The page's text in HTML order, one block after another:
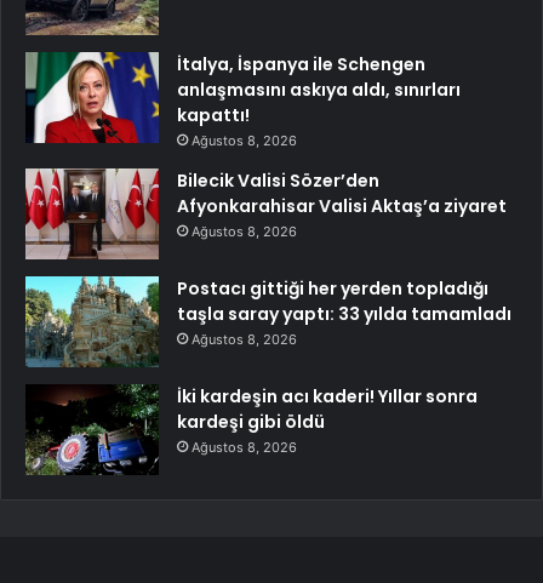
İtalya, İspanya ile Schengen
anlaşmasını askıya aldı, sınırları
kapattı!
Ağustos 8, 2026
Bilecik Valisi Sözer’den
Afyonkarahisar Valisi Aktaş’a ziyaret
Ağustos 8, 2026
Postacı gittiği her yerden topladığı
taşla saray yaptı: 33 yılda tamamladı
Ağustos 8, 2026
İki kardeşin acı kaderi! Yıllar sonra
kardeşi gibi öldü
Ağustos 8, 2026